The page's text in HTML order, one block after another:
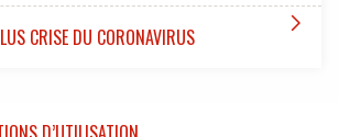
CRISE DU CORONAVIRUS 